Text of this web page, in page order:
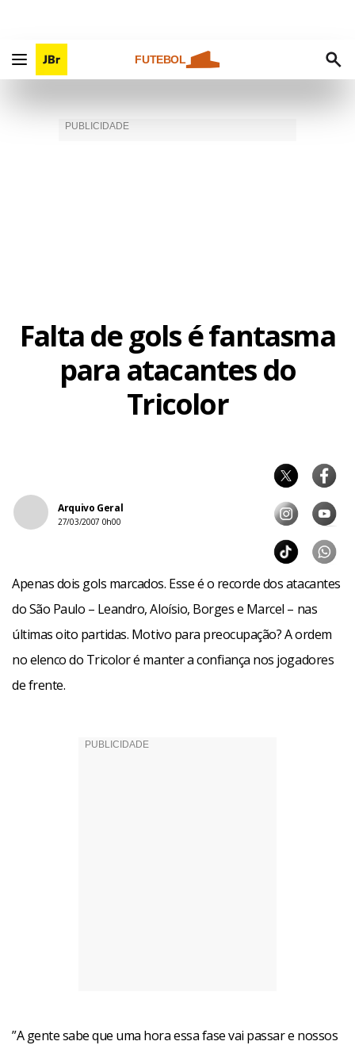
FUTEBOL
Falta de gols é fantasma
para atacantes do
Tricolor
Arquivo Geral
27/03/2007 0h00
Apenas dois gols marcados. Esse é o recorde dos atacantes
do São Paulo – Leandro, Aloísio, Borges e Marcel – nas
últimas oito partidas. Motivo para preocupação? A ordem
no elenco do Tricolor é manter a confiança nos jogadores
de frente.
”A gente sabe que uma hora essa fase vai passar e nossos